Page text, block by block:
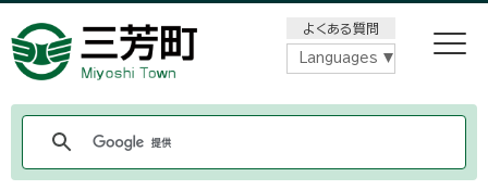
よくある質問
Languages